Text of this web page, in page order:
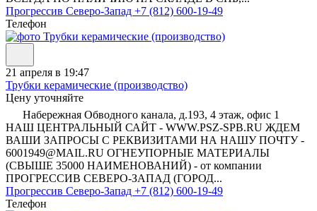
Прогрессив Северо-Запад +7 (812) 600-19-49
Телефон
21 апреля в 19:47
Трубки керамические (производство)
Цену уточняйте
Набережная Обводного канала, д.193, 4 этаж, офис 1
НАШ ЦЕНТРАЛЬНЫЙ САЙТ - WWW.PSZ-SPB.RU ЖДЕМ
ВАШИ ЗАПРОСЫ С РЕКВИЗИТАМИ НА НАШУ ПОЧТУ -
6001949@MAIL.RU ОГНЕУПОРНЫЕ МАТЕРИАЛЫ
(СВЫШЕ 35000 НАИМЕНОВАНИЙ) - от компании
ПРОГРЕССИВ СЕВЕРО-ЗАПАД (ГОРОД...
Прогрессив Северо-Запад +7 (812) 600-19-49
Телефон